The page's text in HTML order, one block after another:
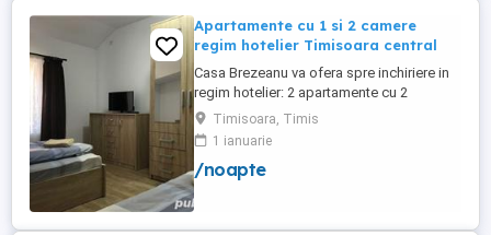
Apartamente cu 1 si 2 camere
regim hotelier Timisoara central
Casa Brezeanu va ofera spre inchiriere in
regim hotelier: 2 apartamente cu 2
dormitoare, baie si bucatarie proprie. (4
locuri cazare in fiecare apartament) 1
apartament cu 1 dormitor, baie si
bucatarie proprie. (3 locuri cazare) Fiecare
Timisoara, Timis
1 ianuarie
/noapte